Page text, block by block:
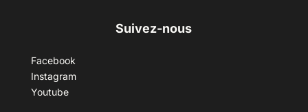
Suivez-nous
Facebook
Instagram
Youtube